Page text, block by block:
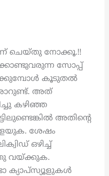
ചെയ്തു നോക്കൂ.!!
സോപ്പ്
കൂടുതൽ
അത്
കഴിഞ്ഞ
അതിന്റെ
ശേഷം
ഒഴിച്ച്
വയ്ക്കുക.
ക്യാപ്സ്യൂളുകൾ